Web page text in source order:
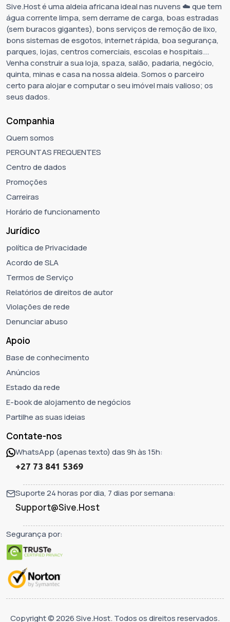
Sive.Host é uma aldeia africana ideal nas nuvens ☁️ que tem
água corrente limpa, sem derrame de carga, boas estradas
(sem buracos gigantes), bons serviços de remoção de lixo,
bons sistemas de esgotos, internet rápida, boa segurança,
parques, lojas, centros comerciais, escolas e hospitais...
Venha construir a sua loja, spaza, salão, padaria, negócio,
quinta, minas e casa na nossa aldeia. Somos o parceiro
certo para alojar e computar o seu imóvel mais valioso; os
seus dados.
Companhia
Quem somos
PERGUNTAS FREQUENTES
Centro de dados
Promoções
Carreiras
Horário de funcionamento
Jurídico
política de Privacidade
Acordo de SLA
Termos de Serviço
Relatórios de direitos de autor
Violações de rede
Denunciar abuso
Apoio
Base de conhecimento
Anúncios
Estado da rede
E-book de alojamento de negócios
Partilhe as suas ideias
Contate-nos
WhatsApp (apenas texto) das 9h às 15h:
+27 73 841 5369
Suporte 24 horas por dia, 7 dias por semana:
Support@Sive.Host
Segurança por:
Copyright © 2026 Sive.Host. Todos os direitos reservados.